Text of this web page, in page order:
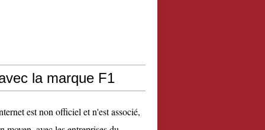
la marque F1
est non officiel et n'est associé,